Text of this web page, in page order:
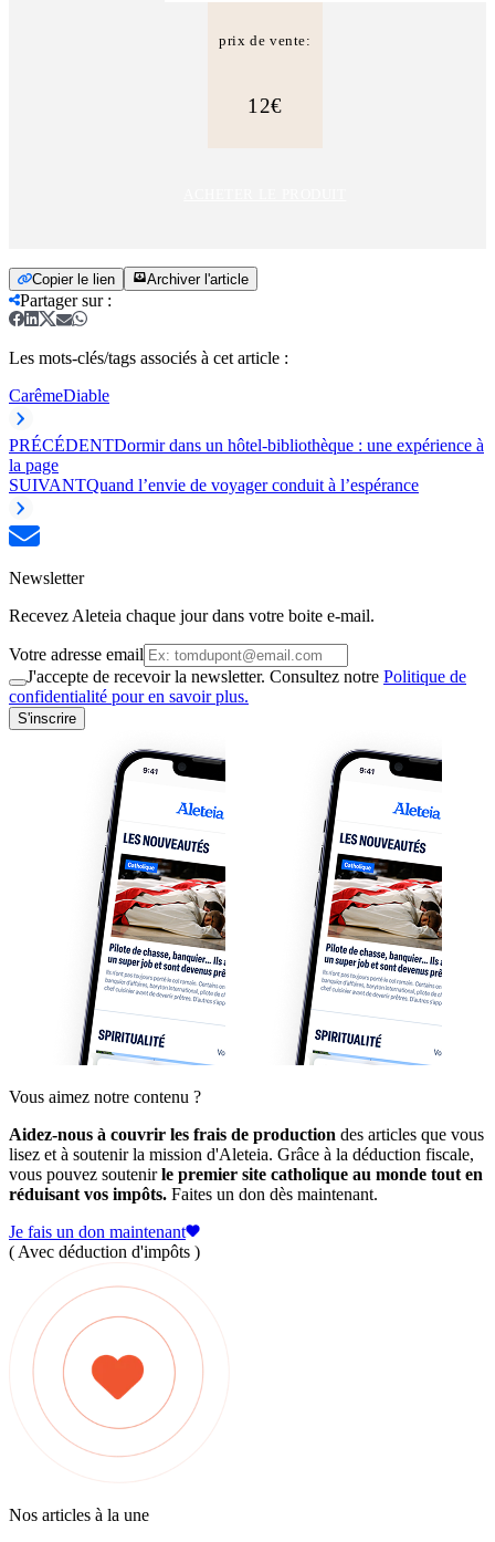
prix de vente:
12€
Copier le lien Archiver l'article
Partager sur:
Les mots-clés/tags associés à cet article :
CarêmeDiable
PRÉCÉDENTDormir dans un hôtel-bibliothèque : une expérience à
la page
SUIVANTQuand l’envie de voyager conduit à l’espérance
Newsletter
Recevez Aleteia chaque jour dans votre boite e-mail.
Votre adresse email
J'accepte de recevoir la newsletter. Consultez notre Politique de
confidentialité pour en savoir plus.
S'inscrire
Vous aimez notre contenu ?
Aidez-nous à couvrir les frais de production des articles que vous
lisez et à soutenir la mission d'Aleteia. Grâce à la déduction fiscale,
vous pouvez soutenirle premier site catholique au monde tout en
réduisant vos impôts. Faites un don dès maintenant.
Je fais un don maintenant
( Avec déduction d'impôts )
Nos articles à la une